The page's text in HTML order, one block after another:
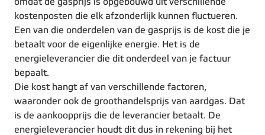
omdat de gasprijs is opgebouwd uit verschillende
kostenposten die elk afzonderlijk kunnen fluctueren.
Een van die onderdelen van de gasprijs is de kost die je
betaalt voor de eigenlijke energie. Het is de
energieleverancier die dit onderdeel van je factuur
bepaalt.
Die kost hangt af van verschillende factoren,
waaronder ook de groothandelsprijs van aardgas. Dat
is de aankoopprijs die de leverancier betaalt. De
energieleverancier houdt dit dus in rekening bij het